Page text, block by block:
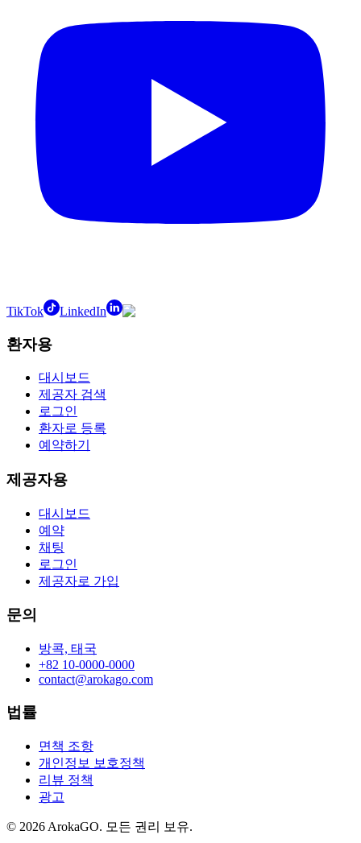
TikTok LinkedIn
환자용
대시보드
제공자 검색
로그인
환자로 등록
예약하기
제공자용
대시보드
예약
채팅
로그인
제공자로 가입
문의
방콕, 태국
+82 10-0000-0000
contact@arokago.com
법률
면책 조항
개인정보 보호정책
리뷰 정책
광고
© 2026 ArokaGO. 모든 권리 보유.